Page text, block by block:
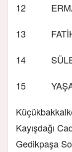
12
13
14
15
Kayışdağı
Gedikpaşa